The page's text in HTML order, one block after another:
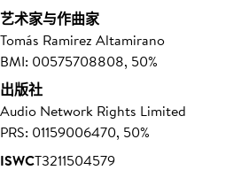
艺术家与作曲家
Tomás Ramirez Altamirano
BMI: 00575708808, 50%
出版社
Audio Network Rights Limited
PRS: 01159006470, 50%
ISWCT3211504579